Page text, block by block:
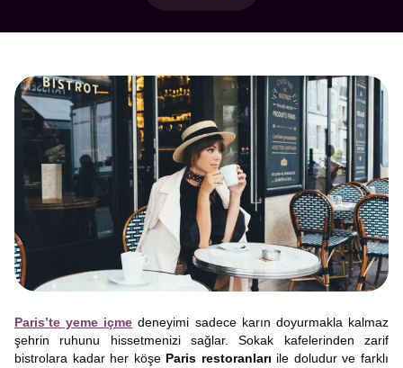
Paris’te yeme içme deneyimi sadece karın doyurmakla kalmaz
şehrin ruhunu hissetmenizi sağlar. Sokak kafelerinden zarif
bistrolara kadar her köşe Paris restoranları ile doludur ve farklı